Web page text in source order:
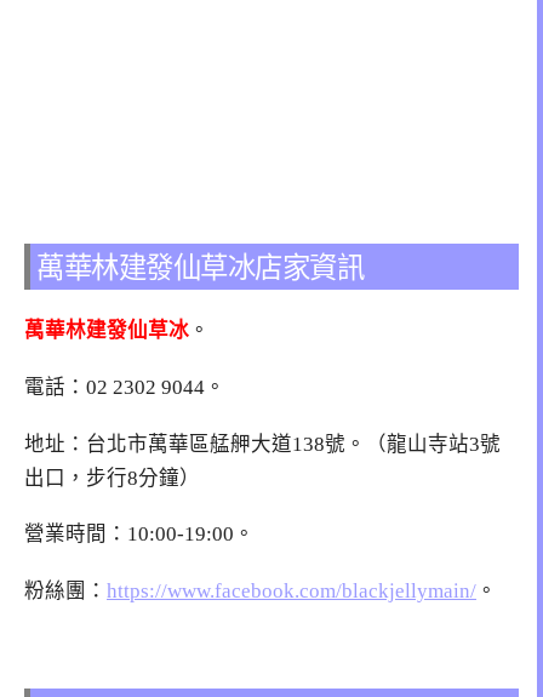
萬華林建發仙草冰店家資訊
萬華林建發仙草冰 。
電話：02 2302 9044。
地址：台北市萬華區艋舺大道138號。（龍山寺站3號
出口，步行8分鐘）
營業時間：10:00-19:00。
粉絲團： https://www.facebook.com/blackjellymain/ 。